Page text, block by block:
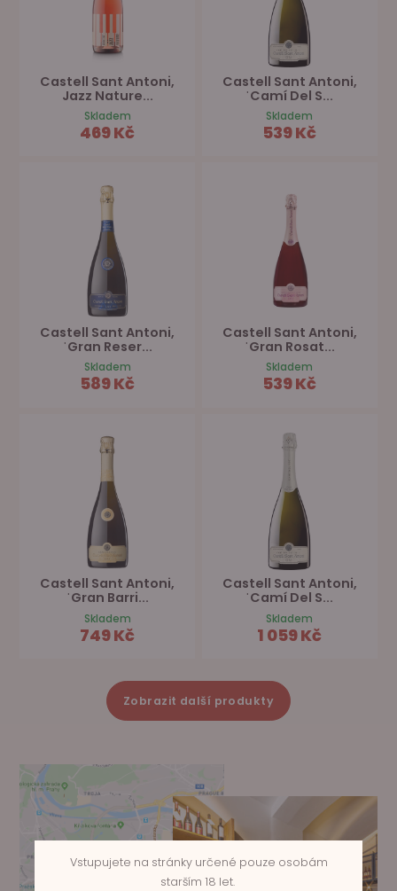
Castell Sant Antoni,
Jazz Nature...
Skladem
469 Kč
Castell Sant Antoni,
ˈCamí Del S...
Skladem
539 Kč
Castell Sant Antoni,
ˈGran Reser...
Skladem
589 Kč
Castell Sant Antoni,
ˈGran Rosat...
Skladem
539 Kč
Castell Sant Antoni,
ˈGran Barri...
Skladem
749 Kč
Castell Sant Antoni,
ˈCamí Del S...
Skladem
1 059 Kč
Zobrazit další produkty
Vstupujete na stránky určené pouze osobám
starším 18 let.